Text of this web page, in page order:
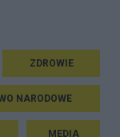
ZDROWIE
NARODOWE
MEDIA